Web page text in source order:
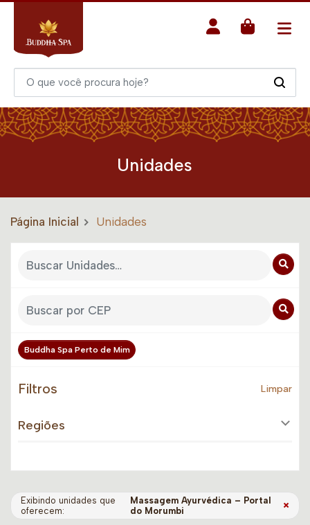
Unidades
Página Inicial Unidades
Buddha Spa Perto de Mim
Filtros Limpar
Regiões
Exibindo unidades que
oferecem:
Massagem Ayurvédica – Portal
do Morumbi
×